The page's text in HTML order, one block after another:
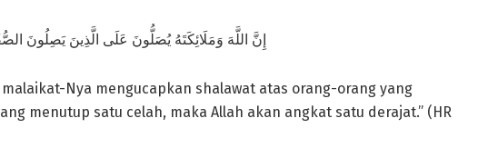
إِنَّ اللَّهَ وَمَلَائِكَتَهُ يُصَلُّونَ عَلَى الَّذِينَ يَصِلُونَ
Nya mengucapkan shalawat atas orang-orang yang
menutup satu celah, maka Allah akan angkat satu derajat.” (HR